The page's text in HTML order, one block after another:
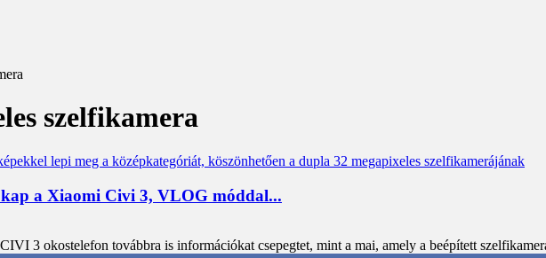
szelfikamera
kap a Xiaomi Civi 3, VLOG móddal...
3 okostelefon továbbra is információkat csepegtet, mint a mai, amely a beépített